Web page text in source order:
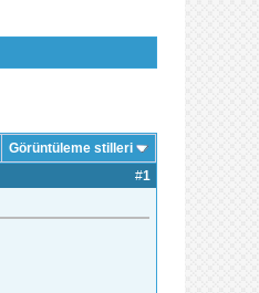
Görüntüleme stilleri
#1